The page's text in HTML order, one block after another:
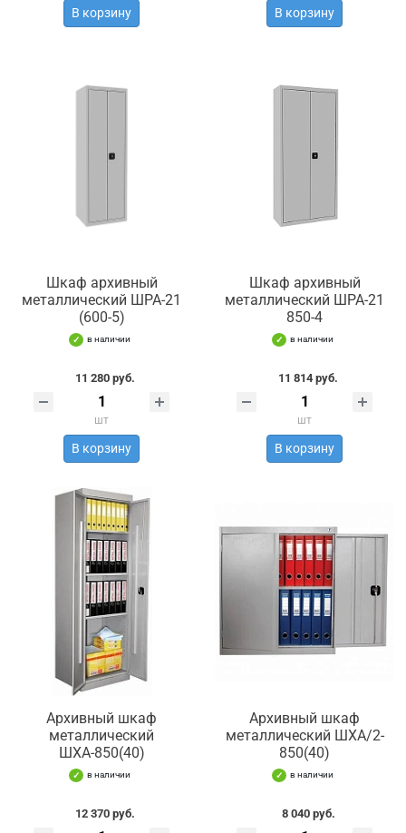
В корзину В корзину
Шкаф архивный
металлический ШРА-21
(600-5)
в наличии
11 280 руб.
шт
В корзину
Шкаф архивный
металлический ШРА-21
850-4
в наличии
11 814 руб.
шт
В корзину
Архивный шкаф
металлический
ШХА-850(40)
в наличии
12 370 руб.
Архивный шкаф
металлический ШХА/2-
850(40)
в наличии
8 040 руб.